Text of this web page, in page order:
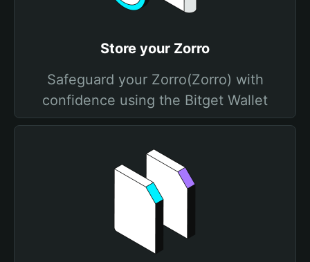
Store your Zorro
Safeguard your Zorro(Zorro) with
confidence using the Bitget Wallet